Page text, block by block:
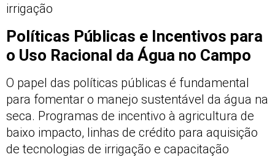
irrigação
Políticas Públicas e Incentivos para
o Uso Racional da Água no Campo
O papel das políticas públicas é fundamental
para fomentar o manejo sustentável da água na
seca. Programas de incentivo à agricultura de
baixo impacto, linhas de crédito para aquisição
de tecnologias de irrigação e capacitação